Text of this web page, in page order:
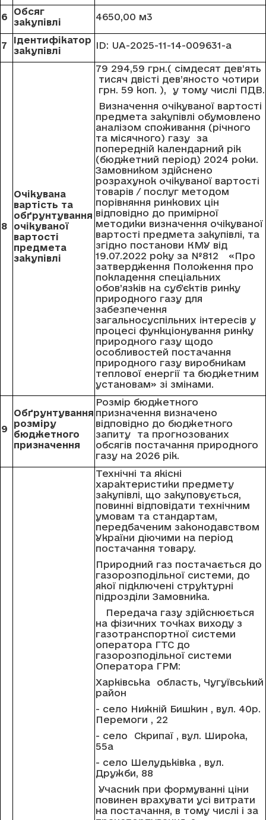
6
Обсяг
закупівлі
4650,00 м3
7
Ідентифікатор
закупівлі
ID: UA-2025-11-14-009631-a
8
Очікувана
вартість та
обґрунтування
очікуваної
вартості
предмета
закупівлі
79 294,59 грн.( сімдесят дев’ять
тисяч двісті дев’яносто чотири
грн. 59 коп. ), у тому числі ПДВ.
Визначення очікуваної вартості
предмета закупівлі обумовлено
аналізом споживання (річного
та місячного) газу за
попередній календарний рік
(бюджетний період) 2024 роки.
Замовником здійснено
розрахунок очікуваної вартості
товарів / послуг методом
порівняння ринкових цін
відповідно до примірної
методики визначення очікуваної
вартості предмета закупівлі, та
згідно постанови КМУ від
19.07.2022 року за №812 «Про
затвердження Положення про
покладення спеціальних
обов’язків на суб’єктів ринку
природного газу для
забезпечення
загальносуспільних інтересів у
процесі функціонування ринку
природного газу щодо
особливостей постачання
природного газу виробникам
теплової енергії та бюджетним
установам» зі змінами.
9
Обґрунтування
розміру
бюджетного
призначення
Розмір бюджетного
призначення визначено
відповідно до бюджетного
запиту та прогнозованих
обсягів постачання природного
газу на 2026 рік.
Технічні та якісні
характеристики предмету
закупівлі, що закуповується,
повинні відповідати технічним
умовам та стандартам,
передбаченим законодавством
України діючими на період
постачання товару.
Природний газ постачається до
газорозподільної системи, до
якої підключені структурні
підрозділи Замовника.
Передача газу здійснюється
на фізичних точках виходу з
газотранспортної системи
оператора ГТС до
газорозподільної системи
Оператора ГРМ:
Харківська область, Чугуївський
район
- село Нижній Бишкин , вул. 40р.
Перемоги , 22
- село Скрипаї , вул. Широка,
55а
- село Шелудьківка , вул.
Дружби, 88
Учасник при формуванні ціни
повинен врахувати усі витрати
на постачання, в тому числі і за